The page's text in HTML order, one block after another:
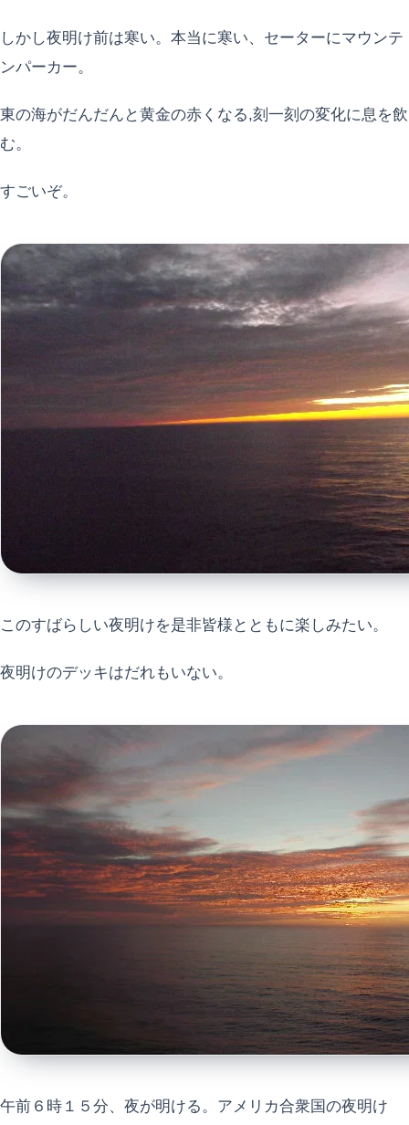
しかし夜明け前は寒い。本当に寒い、セーターにマウンテ
ンパーカー。
東の海がだんだんと黄金の赤くなる,刻一刻の変化に息を飲
む。
すごいぞ。
このすばらしい夜明けを是非皆様とともに楽しみたい。
夜明けのデッキはだれもいない。
午前６時１５分、夜が明ける。アメリカ合衆国の夜明け